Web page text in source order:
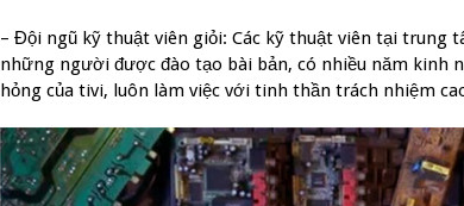
– Đội ngũ kỹ thuật viên giỏi: Các kỹ thuật viên tại trung
những người được đào tạo bài bản, có nhiều năm kinh
hỏng của tivi, luôn làm việc với tinh thần trách nhiệm